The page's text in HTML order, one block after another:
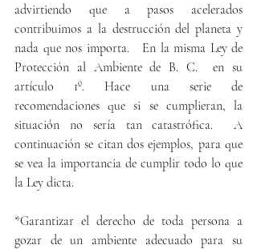
advirtiendo que a pasos acelerados
contribuimos a la destrucción del planeta y
nada que nos importa.   En la misma Ley de
Protección al Ambiente de B. C.  en su
artículo 1º. Hace una serie de
recomendaciones que si se cumplieran, la
situación no sería tan catastrófica.  A
continuación se citan dos ejemplos, para que
se vea la importancia de cumplir todo lo que
la Ley dicta.
*Garantizar el derecho de toda persona a
gozar de un ambiente adecuado para su